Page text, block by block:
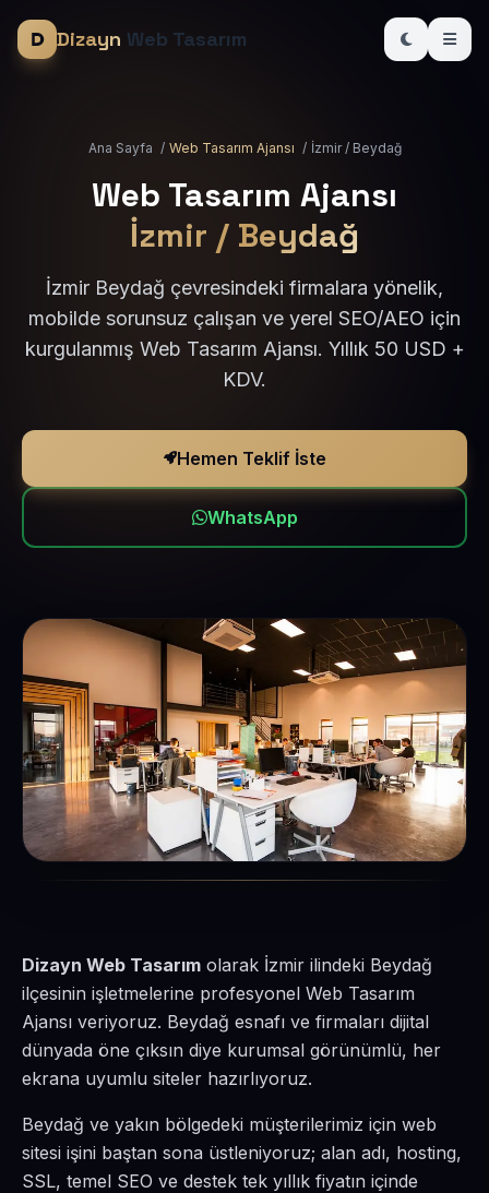
Dizayn Web Tasarım
Ana Sayfa / Web Tasarım Ajansı / İzmir / Beydağ
Web Tasarım Ajansı
İzmir / Beydağ
İzmir Beydağ çevresindeki firmalara yönelik,
mobilde sorunsuz çalışan ve yerel SEO/AEO için
kurgulanmış Web Tasarım Ajansı. Yıllık 50 USD +
KDV.
Hemen Teklif İste
WhatsApp
Dizayn Web Tasarım olarak İzmir ilindeki Beydağ
ilçesinin işletmelerine profesyonel Web Tasarım
Ajansı veriyoruz. Beydağ esnafı ve firmaları dijital
dünyada öne çıksın diye kurumsal görünümlü, her
ekrana uyumlu siteler hazırlıyoruz.
Beydağ ve yakın bölgedeki müşterilerimiz için web
sitesi işini baştan sona üstleniyoruz; alan adı, hosting,
SSL, temel SEO ve destek tek yıllık fiyatın içinde